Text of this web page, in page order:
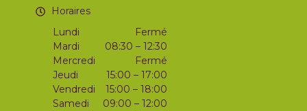
Horaires
Lundi
Mardi
Mercredi
Jeudi
Vendredi
Samedi
Fermé
08:30 – 12:30
Fermé
15:00 – 17:00
15:00 – 18:00
09:00 – 12:00